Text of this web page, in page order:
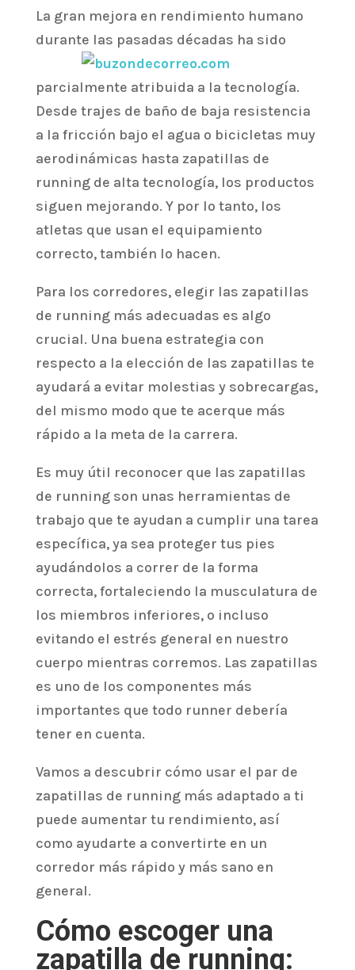
La gran mejora en rendimiento humano
durante las pasadas décadas ha sido
parcialmente atribuida a la tecnología.
Desde trajes de baño de baja resistencia
a la fricción bajo el agua o bicicletas muy
aerodinámicas hasta zapatillas de
running de alta tecnología, los productos
siguen mejorando. Y por lo tanto, los
atletas que usan el equipamiento
correcto, también lo hacen.
Para los corredores, elegir las zapatillas
de running más adecuadas es algo
crucial. Una buena estrategia con
respecto a la elección de las zapatillas te
ayudará a evitar molestias y sobrecargas,
del mismo modo que te acerque más
rápido a la meta de la carrera.
Es muy útil reconocer que las zapatillas
de running son unas herramientas de
trabajo que te ayudan a cumplir una tarea
específica, ya sea proteger tus pies
ayudándolos a correr de la forma
correcta, fortaleciendo la musculatura de
los miembros inferiores, o incluso
evitando el estrés general en nuestro
cuerpo mientras corremos. Las zapatillas
es uno de los componentes más
importantes que todo runner debería
tener en cuenta.
Vamos a descubrir cómo usar el par de
zapatillas de running más adaptado a ti
puede aumentar tu rendimiento, así
como ayudarte a convertirte en un
corredor más rápido y más sano en
general.
Cómo escoger una
zapatilla de running: